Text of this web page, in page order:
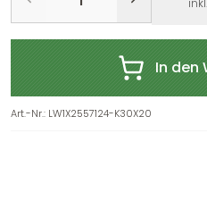
In den
Art.-Nr.: LW1X2557124-K30X20